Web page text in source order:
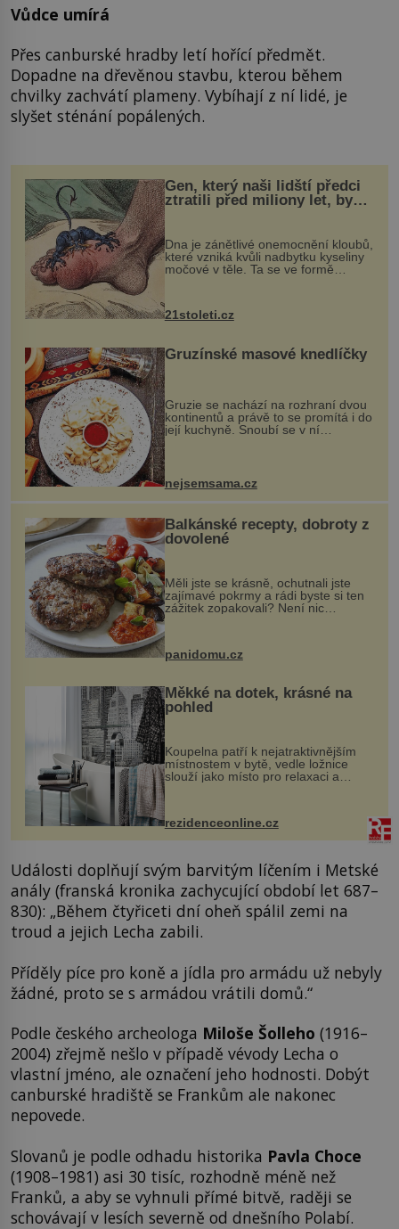
Vůdce umírá
Přes canburské hradby letí hořící předmět.
Dopadne na dřevěnou stavbu, kterou během
chvilky zachvátí plameny. Vybíhají z ní lidé, je
slyšet sténání popálených.
Gen, který naši lidští předci
ztratili před miliony let, by
mohl pomoci s léčbou
„nemoci králů“
Dna je zánětlivé onemocnění kloubů,
které vzniká kvůli nadbytku kyseliny
močové v těle. Ta se ve formě
nohou, a způsobuje bole...
21stoleti.cz
Gruzínské masové knedlíčky
Gruzie se nachází na rozhraní dvou
kontinentů a právě to se promítá i do
její kuchyně. Snoubí se v ní
evropské a asijské chutě a díky tomu
vznikají rozmanité a chuťově bohaté
pokrmy, které rozhodně st...
nejsemsama.cz
Balkánské recepty, dobroty z
dovolené
Měli jste se krásně, ochutnali jste
zajímavé pokrmy a rádi byste si ten
zážitek zopakovali? Není nic
snazšího. Pljeskavica (10 porcí)
Možná jste ji ochutnali na dovolené v
panidomu.cz
Měkké na dotek, krásné na
pohled
Koupelna patří k nejatraktivnějším
místnostem v bytě, vedle ložnice
slouží jako místo pro relaxaci a
odpočinek. Koupelnový textil –
ručníky, osušky a koberečky –
mohou jako mávnutím kouzelného
proutku...
rezidenceonline.cz
Události doplňují svým barvitým líčením i Metské
anály (franská kronika zachycující období let 687–
830): „Během čtyřiceti dní oheň spálil zemi na
troud a jejich Lecha zabili.
Příděly píce pro koně a jídla pro armádu už nebyly
žádné, proto se s armádou vrátili domů.“
Podle českého archeologa Miloše Šolleho (1916–
2004) zřejmě nešlo v případě vévody Lecha o
vlastní jméno, ale označení jeho hodnosti. Dobýt
canburské hradiště se Frankům ale nakonec
nepovede.
Slovanů je podle odhadu historika Pavla Choce
(1908–1981) asi 30 tisíc, rozhodně méně než
Franků, a aby se vyhnuli přímé bitvě, raději se
schovávají v lesích severně od dnešního Polabí.